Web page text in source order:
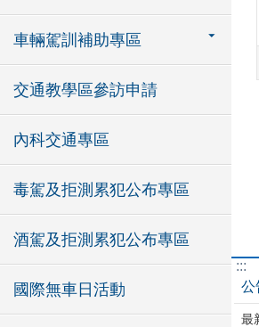
車輛駕訓補助專區
交通教學區參訪申請
內科交通專區
毒駕及拒測累犯公布專區
酒駕及拒測累犯公布專區
國際無車日活動
:::
公
最